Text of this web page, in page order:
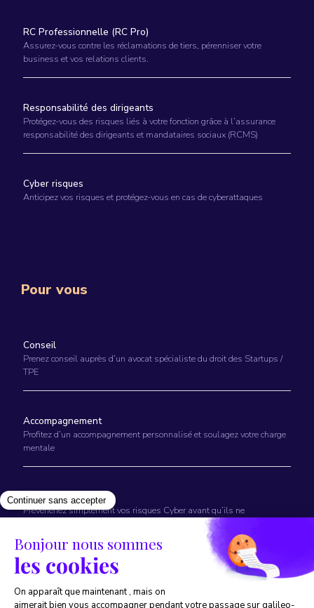
RC Professionnelle (RC Pro)
Assurez-vous contre les réclamations de tiers, pérenniser votre
business et vos relations clients.
Responsabilité des dirigeants
Protégez-vous des risques liés à votre fonction grâce à l’assurance
responsabilité des dirigeants et mandataires sociaux (RCMS)
Cyber risques
Anticipez vos risques et protégez-vous en cas de cyberattaques
Pour vous
Conseil
Prenez conseil auprès d’un avocat spécialiste du droit des Startups /
TPE
Accompagnement
Profitez d’un accompagnement personnalisé et soulagez votre charge
mentale
Prévention
Prévenenez simplement vos risques Cyber avant qu’ils ne